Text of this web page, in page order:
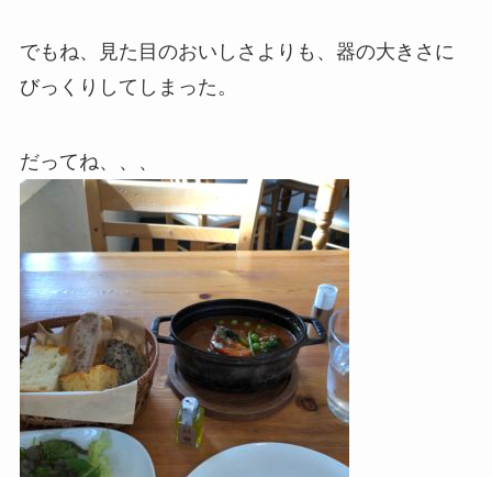
でもね、見た目のおいしさよりも、器の大きさに
びっくりしてしまった。
だってね、、、